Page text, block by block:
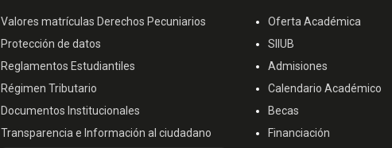
Valores matrículas Derechos Pecuniarios
Protección de datos
Reglamentos Estudiantiles
Régimen Tributario
Documentos Institucionales
Transparencia e Información al ciudadano
Oferta Académica
SIIUB
Admisiones
Calendario Académico
Becas
Financiación